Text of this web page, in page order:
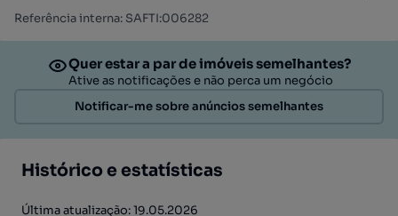
Referência interna: SAFTI:006282
Quer estar a par de imóveis semelhantes?
Ative as notificações e não perca um negócio
Notificar-me sobre anúncios semelhantes
Histórico e estatísticas
Última atualização: 19.05.2026